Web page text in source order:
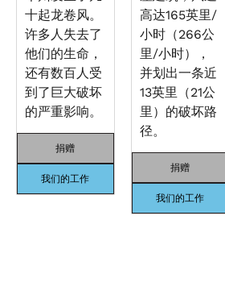
十起龙卷风。
许多人失去了
他们的生命，
还有数百人受
到了巨大破坏
的严重影响。
捐赠
我们的工作
高达165英里/
小时（266公
里/小时），
并划出一条近
13英里（21公
里）的破坏路
径。
捐赠
我们的工作